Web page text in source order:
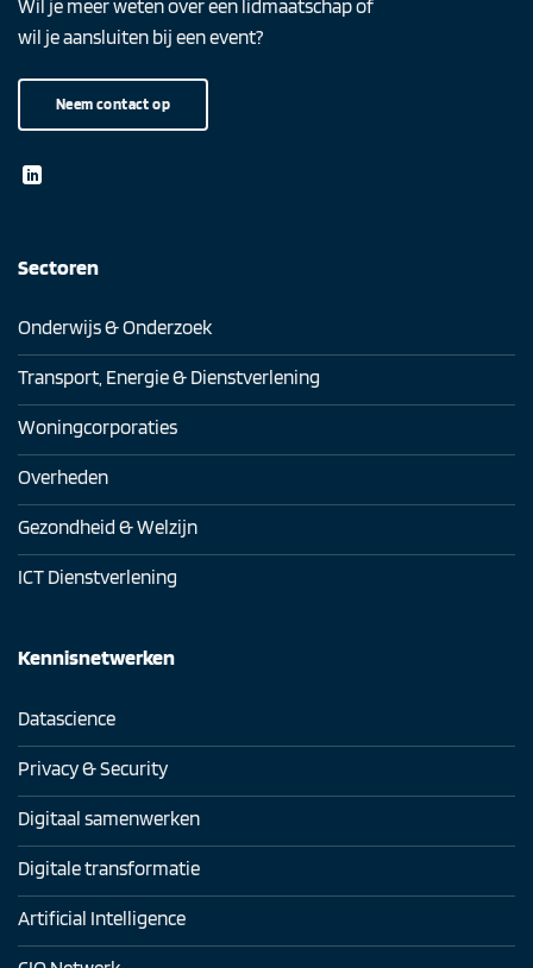
Wil je meer weten over een lidmaatschap of
wil je aansluiten bij een event?
Neem contact op
Sectoren
Onderwijs & Onderzoek
Transport, Energie & Dienstverlening
Woningcorporaties
Overheden
Gezondheid & Welzijn
ICT Dienstverlening
Kennisnetwerken
Datascience
Privacy & Security
Digitaal samenwerken
Digitale transformatie
Artificial Intelligence